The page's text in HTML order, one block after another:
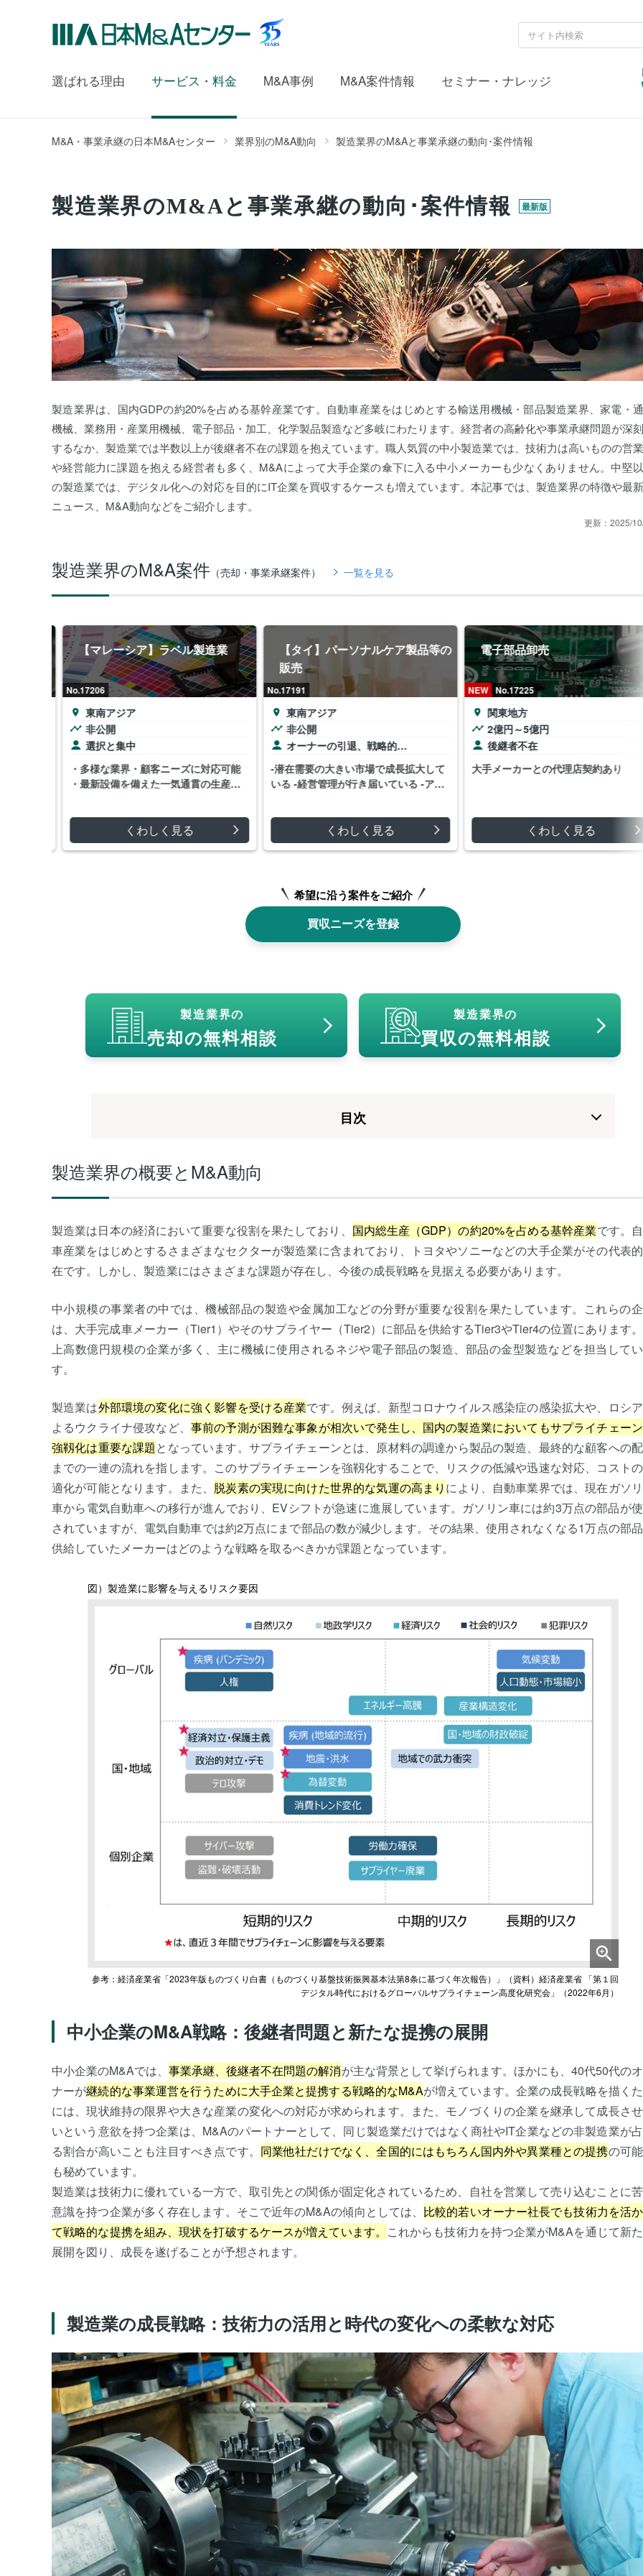
選ばれる理由 サービス・料金 M&A事例 M&A案件情報 セミナー・ナレッジ
M&A・事業承継の日本M&Aセンター 業界別のM&A動向 製造業界のM&Aと事業承継の動向･案件情報
製造業界のM&Aと事業承継の動向･案件情報 最新版
製造業界は、国内GDPの約20%を占める基幹産業です。自動車産業をはじめとする輸送用機械・部品製造業界、家電・
機械、業務用・産業用機械、電子部品・加工、化学製品製造など多岐にわたります。経営者の高齢化や事業承継問題が深
するなか、製造業では半数以上が後継者不在の課題を抱えています。職人気質の中小製造業では、技術力は高いものの営
や経営能力に課題を抱える経営者も多く、M&Aによって大手企業の傘下に入る中小メーカーも少なくありません。中堅
の製造業では、デジタル化への対応を目的にIT企業を買収するケースも増えています。本記事では、製造業界の特徴や最
ニュース、M&A動向などをご紹介します。
更新： 2025/
製造業界のM&A案件 （売却・事業承継案件） 一覧を見る
No.17206
【マレーシア】ラベル製造業
東南アジア
非公開
選択と集中
・多様な業界・顧客ニーズに対応可能
・最新設備を備えた一気通貫の生産体
くわしく見る
No.17191
【タイ】パーソナルケア製品等の
販売
東南アジア
非公開
オーナーの引退、戦略的…
-潜在需要の大きい市場で成長拡大して
いる -経営管理が行き届いている -アセ
くわしく見る
NEW No.17225
電子部品卸売
関東地方
2億円～5億円
後継者不在
大手メーカーとの代理店契約あり
くわしく見る
希望に沿う案件をご紹介
買収ニーズを登録
製造業界の
売却の無料相談
製造業界の
買収の無料相談
⽬次
製造業界の概要とM&A動向
製造業は日本の経済において重要な役割を果たしており、 国内総生産（GDP）の約20%を占める基幹産業です。
車産業をはじめとするさまざまなセクターが製造業に含まれており、トヨタやソニーなどの大手企業がその代表
在です。しかし、製造業にはさまざまな課題が存在し、今後の成長戦略を見据える必要があります。
中小規模の事業者の中では、機械部品の製造や金属加工などの分野が重要な役割を果たしています。これらの
は、大手完成車メーカー（Tier1）やそのサプライヤー（Tier2）に部品を供給するTier3やTier4の位置にあります
上高数億円規模の企業が多く、主に機械に使用されるネジや電子部品の製造、部品の金型製造などを担当して
す。
製造業は外部環境の変化に強く影響を受ける産業です。例えば、新型コロナウイルス感染症の感染拡大や、ロシ
よるウクライナ侵攻など、 事前の予測が困難な事象が相次いで発生し、国内の製造業においてもサプライチェー
強靱化は重要な課題となっています。サプライチェーンとは、原材料の調達から製品の製造、最終的な顧客への
までの一連の流れを指します。このサプライチェーンを強靱化することで、リスクの低減や迅速な対応、コスト
適化が可能となります。また、 脱炭素の実現に向けた世界的な気運の高まり により、自動車業界では、現在ガソ
車から電気自動車への移行が進んでおり、EVシフトが急速に進展しています。ガソリン車には約3万点の部品が
されていますが、電気自動車では約2万点にまで部品の数が減少します。その結果、使用されなくなる1万点の部
供給していたメーカーはどのような戦略を取るべきかが課題となっています。
図）製造業に影響を与えるリスク要因
参考：経済産業省「2023年版ものづくり白書（ものづくり基盤技術振興基本法第8条に基づく年次報告）」（資料）経済産業省 「第１回
デジタル時代におけるグローバルサプライチェーン高度化研究会」（2022年6月）
中小企業のM&A戦略：後継者問題と新たな提携の展開
中小企業のM&Aでは、事業承継、後継者不在問題の解消が主な背景として挙げられます。ほかにも、40代50代の
ナーが継続的な事業運営を行うために大手企業と提携する戦略的なM&Aが増えています。企業の成長戦略を描く
には、現状維持の限界や大きな産業の変化への対応が求められます。また、モノづくりの企業を継承して成長さ
いという意欲を持つ企業は、M&Aのパートナーとして、同じ製造業だけではなく商社やIT企業などの非製造業が
る割合が高いことも注目すべき点です。 同業他社だけでなく、全国的にはもちろん国内外や異業種との提携の可
も秘めています。
製造業は技術力に優れている一方で、取引先との関係が固定化されているため、自社を営業して売り込むことに
意識を持つ企業が多く存在します。そこで近年のM&Aの傾向としては、 比較的若いオーナー社長でも技術力を活
て戦略的な提携を組み、現状を打破するケースが増えています。 これからも技術力を持つ企業がM&Aを通じて新
展開を図り、成長を遂げることが予想されます。
製造業の成長戦略：技術力の活用と時代の変化への柔軟な対応